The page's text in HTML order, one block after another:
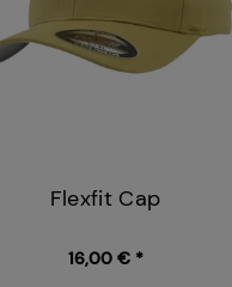
Flexfit Cap
16,00 € *